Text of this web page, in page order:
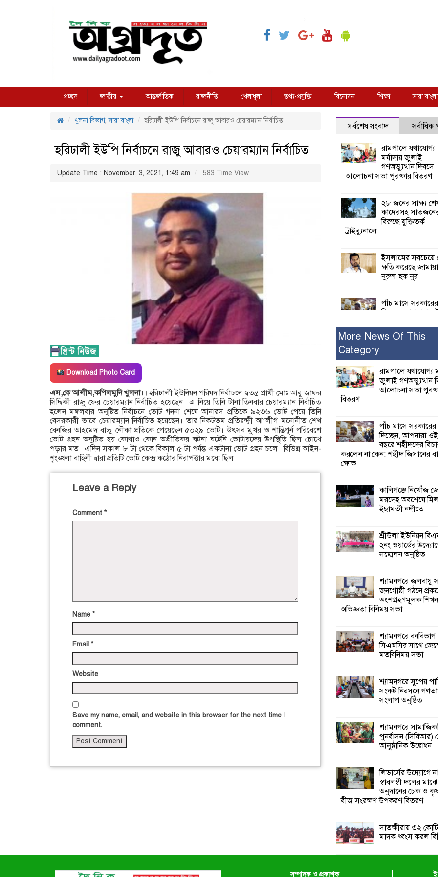
,
প্রচ্ছদ জাতীয় আন্তর্জাতিক রাজনীতি খেলাধুলা তথ্য-প্রযুক্তি বিনোদন শিক্ষা সারা বাংলা
খুলনা বিভাগ,সারা বাংলা হরিঢালী ইউপি নির্বাচনে রাজু আবারও চেয়ারম্যান নির্বাচিত
হরিঢালী ইউপি নির্বাচনে রাজু আবারও চেয়ারম্যান নির্বাচিত
Update Time : November, 3, 2021, 1:49 am 583 Time View
Download Photo Card
এস,কে আলীম,কপিলমুনি খুলনা।।হরিঢালী ইউনিয়ন পরিষদ নির্বাচনে স্বতন্ত্র প্রার্থী মোঃ আবু জাফর
সিদ্দিকী রাজু ফের চেয়ারম্যান নির্বাচিত হয়েছেন। এ নিয়ে তিনি টানা তিনবার চেয়ারম্যান নির্বাচিত
হলেন।মঙ্গলবার অনুষ্টিত নির্বাচনে ভোট গননা শেষে আনারস প্রতিকে ৯২৩৬ ভোট পেয়ে তিনি
বেসরকারী ভাবে চেয়ারম্যান নির্বাচিত হয়েছেন। তার নিকটতম প্রতিদ্বন্দ্বী আ’লীগ মনোনীত শেখ
বেনজির আহমেদ বাচ্চু নৌকা প্রতিকে পেয়েছেন ৫০২৯ ভোট। উৎসব মুখর ও শান্তিপূর্ন পরিবেশে
ভোট গ্রহন অনুষ্টিত হয়।কোথাও কোন অপ্রীতিকর ঘটনা ঘটেনি।ভোটারদের উপস্থিতি ছিল চোখে
পড়ার মত। এদিন সকাল ৮ টা থেকে বিকাল ৫ টা পর্যন্ত একটানা ভোট গ্রহন চলে। বিভিন্ন আইন-
শৃংঙ্খলা বাহিনী দ্বারা প্রতিটি ভোট কেন্দ্র কঠোর নিরাপত্তার মধ্যে ছিল।
Leave a Reply
Comment *
Name *
Email *
Website
Save my name, email, and website in this browser for the next time I
comment.
সর্বশেষ সংবাদ সর্বাধিক
রামপালে যথাযোগ্য
মর্যাদায় জুলাই
গণঅভ্যুত্থান দিবসে
আলোচনা সভা পুরষ্কার বিতরণ
২৮ জনের সাক্ষ্য
কাদেরসহ
বিরুদ্ধে যুক্তিতর্ক
ট্রাইব্যুনালে
ইসলামের সবচেয়ে
ক্ষতি করেছে
নুরুল হক নুর
পাঁচ মাসে
দিচ্ছেন, আপনারা
করলেন না কেন: শহীদ জিসানের
ক্ষোভ
কালিগঞ্জে নিখোঁজ
মরদেহ অবশেষে
ইছামতী নদীতে
২নং ওয়ার্ডের
কর্মী সম্মেলন
শ্যামনগরে জলবায়ু
শিখন ও অভিজ্ঞতা বিনিময় সভা
শ্যামনগরে বনবিভাগ
মতবিনিময় সভা
শ্যামনগরে সুপেয়
সংলাপ অনুষ্ঠিত
শ্যামনগরে
সামাজিকভিত্তিক
আনুষ্ঠানিক উদ্বোধন
More News Of This
Category
রামপালে যথাযোগ্য
জুলাই গণঅভ্যুত্থান
আলোচনা সভা
বিতরণ
পাঁচ মাসে
দিচ্ছেন, আপনারা
বছরে শহীদদের
করলেন না কেন: শহীদ জিসানের
ক্ষোভ
কালিগঞ্জে নিখোঁজ
মরদেহ অবশেষে
ইছামতী নদীতে
শ্রীউলা ইউনিয়ন
২নং ওয়ার্ডের
সম্মেলন অনুষ্ঠিত
শ্যামনগরে জলবায়ু
জনগোষ্ঠী গঠনে
অংশগ্রহণমূলক
অভিজ্ঞতা বিনিময় সভা
শ্যামনগরে
সিএমসির সাথে
মতবিনিময় সভা
শ্যামনগরে সুপেয়
সংকট নিরসনে
সংলাপ অনুষ্ঠিত
শ্যামনগরে
পুনর্বাসন (সিবিআর)
আনুষ্ঠানিক উদ্বোধন
লিডার্সের উদ্যোগে
স্বাবলম্বী দলের মাঝে
অনুদানের চেক ও
বীজ সংরক্ষণ উপকরণ বিতরণ
সাতক্ষীরায় ৩২
মাদক ধ্বংস করল
সম্পাদক ও প্রকাশক